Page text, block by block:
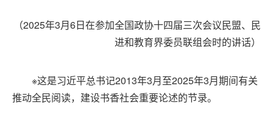
（2025年3月6日在参加全国政协十四届三次会议民盟、民
进和教育界委员联组会时的讲话）
※这是习近平总书记2013年3月至2025年3月期间有关
推动全民阅读，建设书香社会重要论述的节录。